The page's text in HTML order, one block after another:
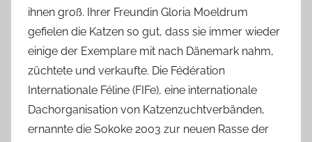
ihnen groß. Ihrer Freundin Gloria Moeldrum
gefielen die Katzen so gut, dass sie immer wieder
einige der Exemplare mit nach Dänemark nahm,
züchtete und verkaufte. Die Fédération
Internationale Féline (FIFe), eine internationale
Dachorganisation von Katzenzuchtverbänden,
ernannte die Sokoke 2003 zur neuen Rasse der